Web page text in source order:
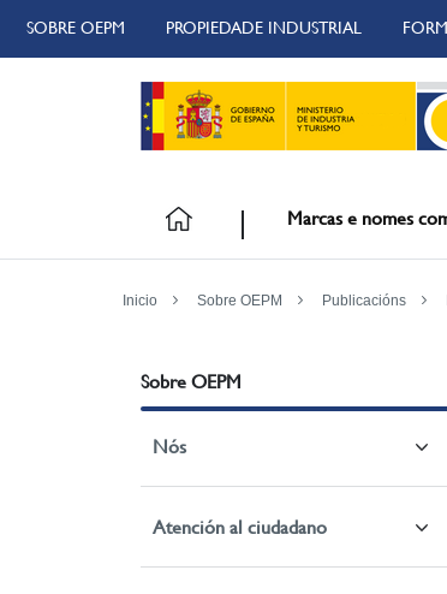
SOBRE OEPM PROPIEDADE INDUSTRIAL
Marcas e nomes
Inicio Sobre OEPM Publicacións
Sobre OEPM
Nós
Atención al ciudadano